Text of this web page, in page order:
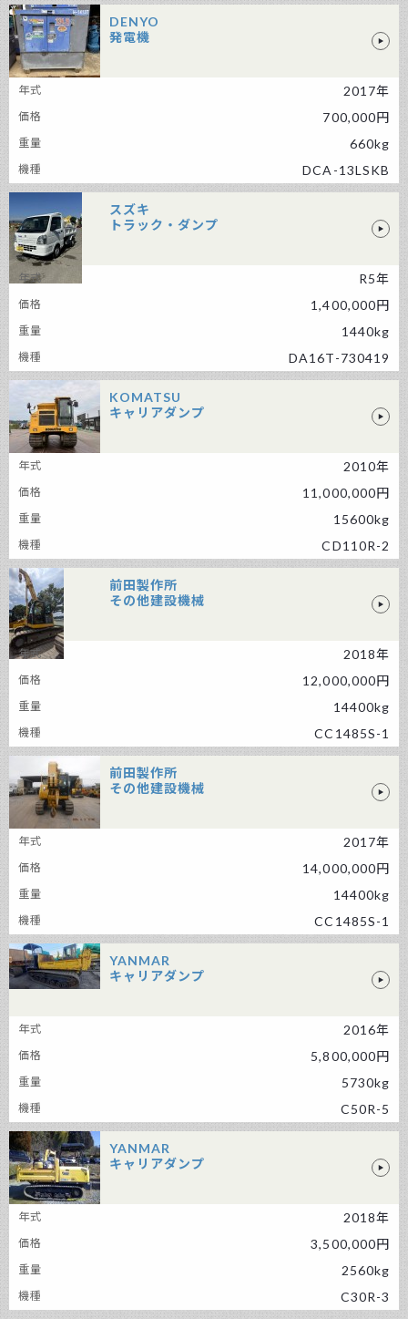
DENYO
発電機
2017年
700,000円
660kg
DCA-13LSKB
スズキ
トラック・ダンプ
R5年
1,400,000円
1440kg
DA16T-730419
KOMATSU
キャリアダンプ
2010年
11,000,000円
15600kg
CD110R-2
前田製作所
その他建設機械
2018年
12,000,000円
14400kg
CC1485S-1
前田製作所
その他建設機械
2017年
14,000,000円
14400kg
CC1485S-1
YANMAR
キャリアダンプ
2016年
5,800,000円
5730kg
C50R-5
YANMAR
キャリアダンプ
2018年
3,500,000円
2560kg
C30R-3